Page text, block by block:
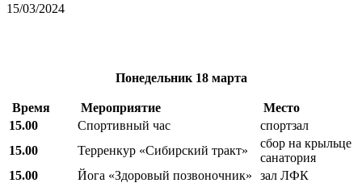
15/03/2024
Понедельник 18 марта
Время Мероприятие
Место
15.00
Спортивный час
спортзал
15.00
Терренкур «Сибирский тракт»
сбор на крыльце
санатория
15.00
Йога «Здоровый позвоночник»
зал ЛФК